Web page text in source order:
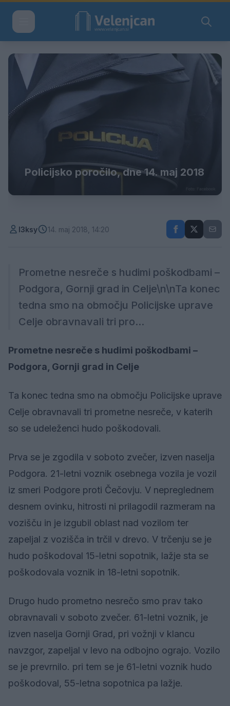
Policijsko poročilo, dne 14. maj 2018
l3ksy 14. maj 2018, 14:20
Prometne nesreče s hudimi poškodbami –
Podgora, Gornji grad in Celje\n\nTa konec
tedna smo na območju Policijske uprave
Celje obravnavali tri pro...
Prometne nesreče s hudimi poškodbami –
Podgora, Gornji grad in Celje
Ta konec tedna smo na območju Policijske uprave
Celje obravnavali tri prometne nesreče, v katerih
so se udeleženci hudo poškodovali.
Prva se je zgodila v soboto zvečer, izven naselja
Podgora. 21-letni voznik osebnega vozila je vozil
iz smeri Podgore proti Čečovju. V nepreglednem
desnem ovinku, hitrosti ni prilagodil razmeram na
vozišču in je izgubil oblast nad vozilom ter
zapeljal z vozišča in trčil v drevo. V trčenju se je
hudo poškodoval 15-letni sopotnik, lažje sta se
poškodovala voznik in 18-letni sopotnik.
Drugo hudo prometno nesrečo smo prav tako
obravnavali v soboto zvečer. 61-letni voznik, je
izven naselja Gornji Grad, pri vožnji v klancu
navzgor, zapeljal v levo na odbojno ograjo. Vozilo
se je prevrnilo. pri tem se je 61-letni voznik hudo
poškodoval, 55-letna sopotnica pa lažje.